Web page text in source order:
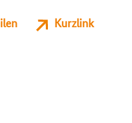
Kurzlink